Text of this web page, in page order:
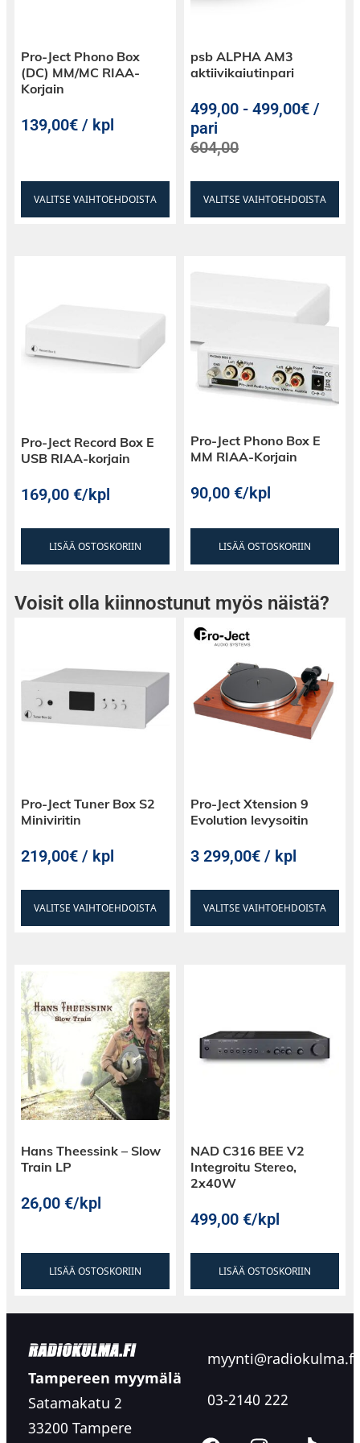
vertaansa vailla olevan äänikokemuksen.
Määritä kotisi äänistandardi uudelleen – valitse
Bowers & Wilkins CI700 -sarja ja aloita
äänimatkasi täydellisyyteen.
Pro-Ject Phono Box
(DC) MM/MC RIAA-
Korjain
139,00€ / kpl
VALITSE VAIHTOEHDOISTA
psb ALPHA AM3
aktiivikaiutinpari
499,00 -499,00€ /
pari
604,00
VALITSE VAIHTOEHDOISTA
Pro-Ject Record Box E
USB RIAA-korjain
169,00€/kpl
LISÄÄ OSTOSKORIIN
Pro-Ject Phono Box E
MM RIAA-Korjain
90,00€/kpl
LISÄÄ OSTOSKORIIN
Voisit olla kiinnostunut myös näistä?
Pro-Ject Tuner Box S2
Miniviritin
219,00€ / kpl
VALITSE VAIHTOEHDOISTA
Pro-Ject Xtension 9
Evolution levysoitin
3 299,00€ / kpl
VALITSE VAIHTOEHDOISTA
Hans Theessink – Slow
Train LP
26,00€/kpl
LISÄÄ OSTOSKORIIN
NAD C316 BEE V2
Integroitu Stereo,
2x40W
499,00€/kpl
LISÄÄ OSTOSKORIIN
Tampereen myymälä
Satamakatu 2
33200 Tampere
myynti@radiokulma.fi
03-2140 222